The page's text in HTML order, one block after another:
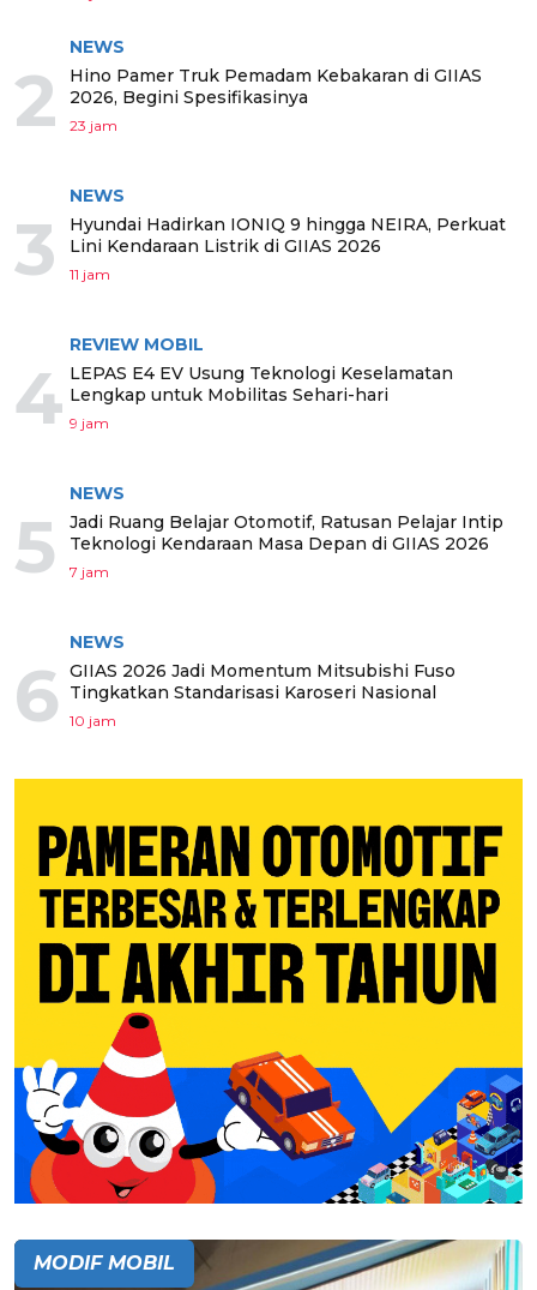
2
NEWS
Hino Pamer Truk Pemadam Kebakaran di GIIAS
2026, Begini Spesifikasinya
23 jam
3
NEWS
Hyundai Hadirkan IONIQ 9 hingga NEIRA, Perkuat
Lini Kendaraan Listrik di GIIAS 2026
11 jam
4
REVIEW MOBIL
LEPAS E4 EV Usung Teknologi Keselamatan
Lengkap untuk Mobilitas Sehari-hari
9 jam
5
NEWS
Jadi Ruang Belajar Otomotif, Ratusan Pelajar Intip
Teknologi Kendaraan Masa Depan di GIIAS 2026
7 jam
6
NEWS
GIIAS 2026 Jadi Momentum Mitsubishi Fuso
Tingkatkan Standarisasi Karoseri Nasional
10 jam
MODIF MOBIL